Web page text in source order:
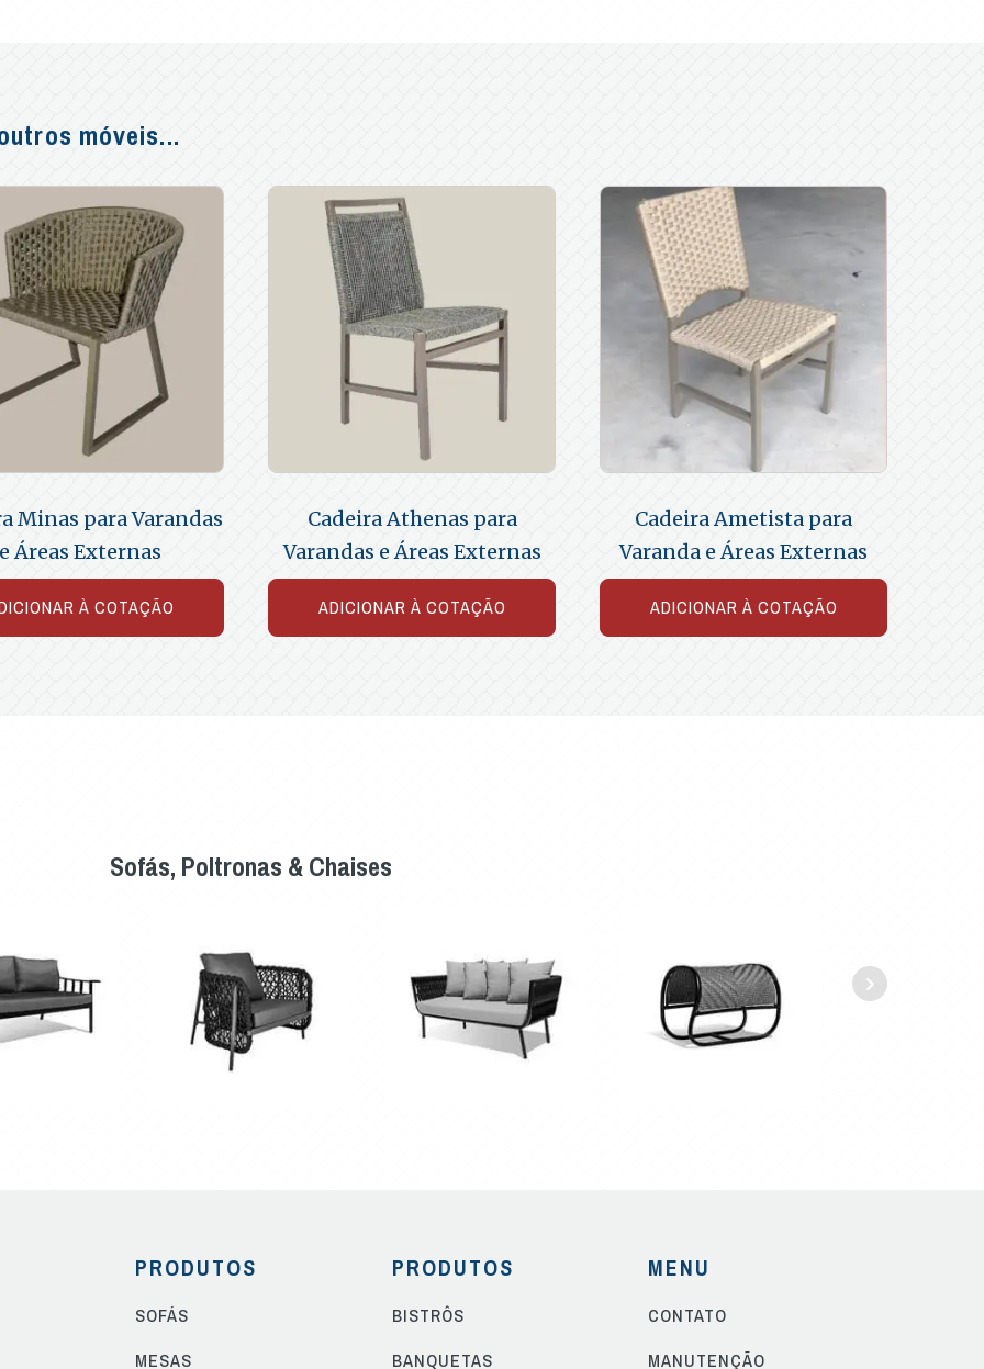
móveis...
Minas para Varandas
e Áreas Externas
À COTAÇÃO
Cadeira Athenas para
Varandas e Áreas Externas
ADICIONAR À COTAÇÃO
Cadeira Ametista para
Varanda e Áreas Externas
ADICIONAR À COTAÇÃO
Sofás, Poltronas & Chaises
PRODUTOS
SOFÁS
MESAS
PRODUTOS
BISTRÔS
BANQUETAS
MENU
CONTATO
MANUTENÇÃO